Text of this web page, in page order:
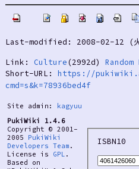
Last-modified: 2008-02-12 (
Link: Culture (2992d) Random
Short-URL: https://
cmd=s&k=78936bed4f
Site admin: kagyuu
PukiWiki 1.4.6
Copyright © 2001-
2005 PukiWiki
Developers Team .
License is GPL .
Based on
ISBN10